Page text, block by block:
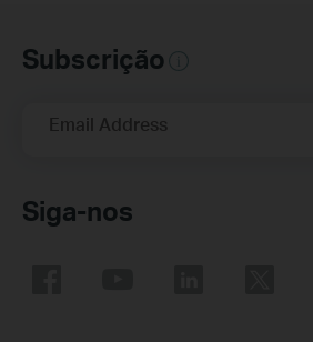
Subscrição
Email Address
Siga-nos